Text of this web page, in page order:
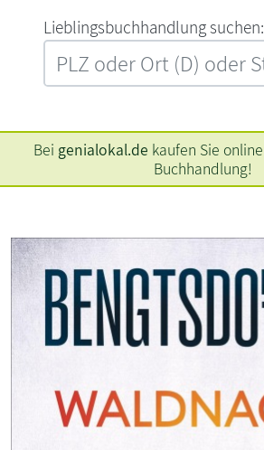
L‍i‍e‍b‍l‍i‍n‍g‍s‍b‍u‍c‍h‍h‍a‍n‍d‍l‍u‍n‍g‍ ‍s‍u‍c‍h‍e‍n‍:‍
Bei genialokal.de kaufen Sie
Buchhandlung!